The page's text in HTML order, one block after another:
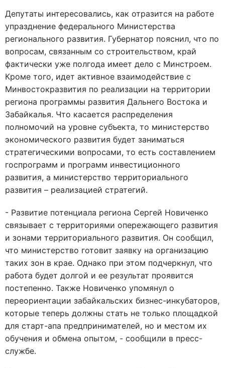
Депутаты интересовались, как отразится на работе
упразднение федерального Министерства
регионального развития. Губернатор пояснил, что по
вопросам, связанным со строительством, край
фактически уже полгода имеет дело с Минстроем.
Кроме того, идет активное взаимодействие с
Минвостокразвития по реализации на территории
региона программы развития Дальнего Востока и
Забайкалья. Что касается распределения
полномочий на уровне субъекта, то министерство
экономического развития будет заниматься
стратегическими вопросами, то есть составлением
госпрограмм и программ инвестиционного
развития, а министерство территориального
развития – реализацией стратегий.
- Развитие потенциала региона Сергей Новиченко
связывает с территориями опережающего развития
и зонами территориального развития. Он сообщил,
что министерство готовит заявку на организацию
таких зон в крае. Однако при этом подчеркнул, что
работа будет долгой и ее результат проявится
постепенно. Также Новиченко упомянул о
переориентации забайкальских бизнес-инкубаторов,
которые теперь должны стать не только площадкой
для старт-апа предпринимателей, но и местом их
обучения и обмена опытом, - сообщили в пресс-
службе.